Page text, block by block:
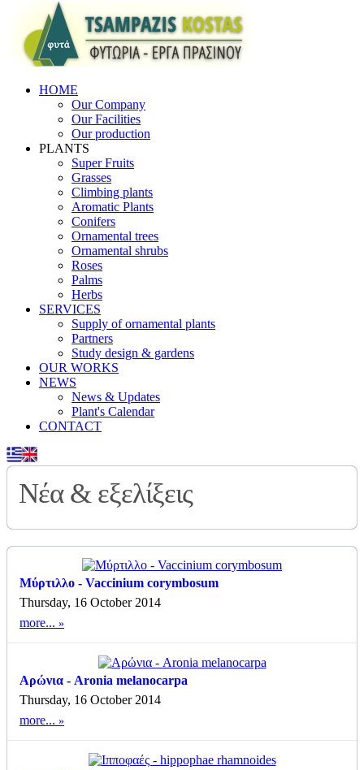
HOME
Our Company
Our Facilities
Our production
PLANTS
Super Fruits
Grasses
Climbing plants
Aromatic Plants
Conifers
Ornamental trees
Ornamental shrubs
Roses
Palms
Herbs
SERVICES
Supply of ornamental plants
Partners
Study design & gardens
OUR WORKS
NEWS
News & Updates
Plant's Calendar
CONTACT
Νέα & εξελίξεις
Μύρτιλλο - Vaccinium corymbosum
Thursday, 16 October 2014
more...
Αρώνια - Aronia melanocarpa
Thursday, 16 October 2014
more...